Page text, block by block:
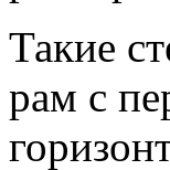
Такие
рам с